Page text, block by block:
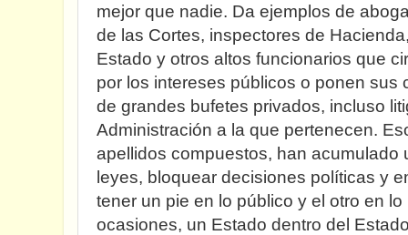
mejor que nadie. Da ejemplos de
de las Cortes, inspectores de
Estado y otros altos funcionarios que
por los intereses públicos o ponen sus
de grandes bufetes privados, incluso
Administración a la que pertenecen.
apellidos compuestos, han acumulado
leyes, bloquear decisiones políticas y
tener un pie en lo público y el otro en
ocasiones, un Estado dentro del